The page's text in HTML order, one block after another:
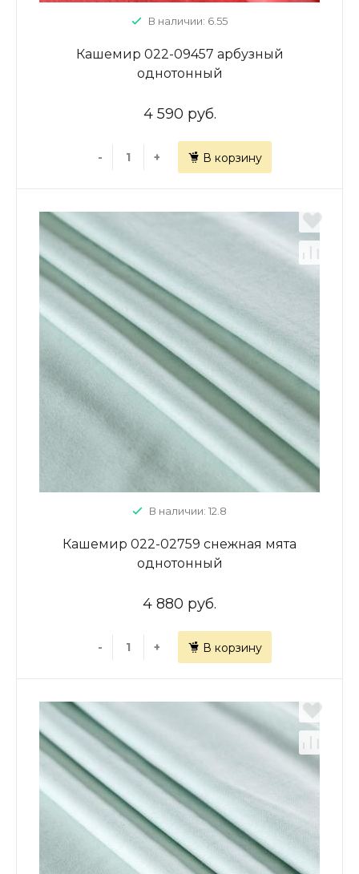
В наличии: 6.55
Кашемир 022-09457 арбузный
однотонный
4 590 руб.
- + В корзину
В наличии: 12.8
Кашемир 022-02759 снежная мята
однотонный
4 880 руб.
- + В корзину